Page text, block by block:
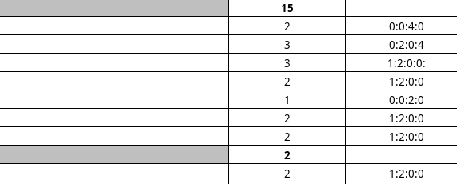
15
2
0:0:4:0
3
0:2:0:4
3
1:2:0:0:
2
1:2:0:0
1
0:0:2:0
2
1:2:0:0
2
1:2:0:0
2
2
1:2:0:0